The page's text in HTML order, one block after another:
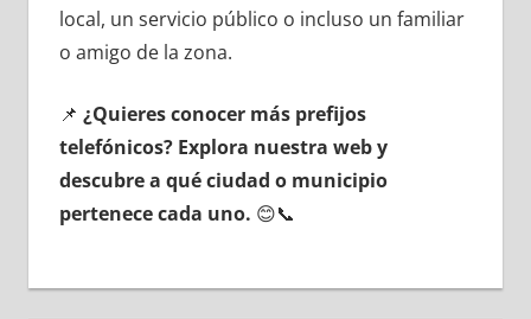
local, un servicio público ο incluso un familiar
ο amigo dе la zona.
📌 ¿Quieres conocer mа́s prefijos
telefónicos? Explora nuestra web у
descubre а qué ciudad ο municipio
pertenece cada uno. 😊📞